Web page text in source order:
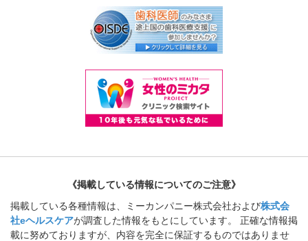
《掲載している情報についてのご注意》
掲載している各種情報は、ミーカンパニー株式会社および株式会
社eヘルスケアが調査した情報をもとにしています。 正確な情報掲
載に努めておりますが、内容を完全に保証するものではありませ